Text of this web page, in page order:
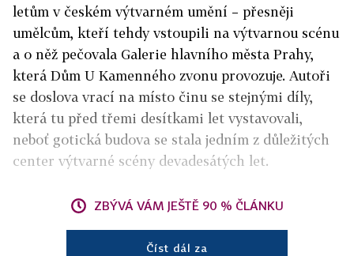
letům v českém výtvarném umění – přesněji
umělcům, kteří tehdy vstoupili na výtvarnou scénu
a o něž pečovala Galerie hlavního města Prahy,
která Dům U Kamenného zvonu provozuje. Autoři
se doslova vrací na místo činu se stejnými díly,
která tu před třemi desítkami let vystavovali,
neboť gotická budova se stala jedním z důležitých
center výtvarné scény devadesátých let.
ZBÝVÁ VÁM JEŠTĚ 90 % ČLÁNKU
Číst dál za